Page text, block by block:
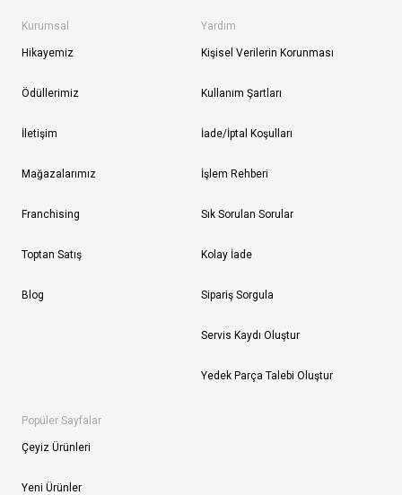
Kurumsal
Hikayemiz
Ödüllerimiz
İletişim
Mağazalarımız
Franchising
Toptan Satış
Blog
Yardım
Kişisel Verilerin Korunması
Kullanım Şartları
İade/İptal Koşulları
İşlem Rehberi
Sık Sorulan Sorular
Kolay İade
Sipariş Sorgula
Servis Kaydı Oluştur
Yedek Parça Talebi Oluştur
Popüler Sayfalar
Çeyiz Ürünleri
Yeni Ürünler